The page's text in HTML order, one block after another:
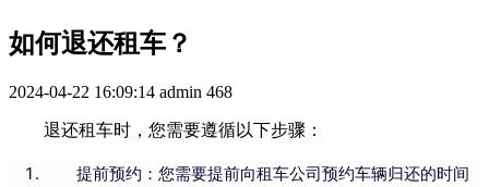
如何退还租车？
2024-04-22 16:09:14 admin 468
退还租车时，您需要遵循以下步骤：
提前预约：您需要提前向租车公司预约车辆归还的时间